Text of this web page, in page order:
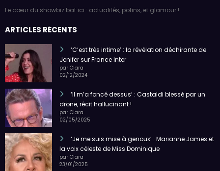
Le cœur du showbiz bat ici : actualités, potins, et glamour !
ARTICLES RÉCENTS
‘C’est très intime’ : la révélation déchirante de
Jenifer sur France Inter
par Clara
02/12/2024
‘Il m’a foncé dessus’ : Castaldi blessé par un
drone, récit hallucinant !
par Clara
02/05/2025
‘Je me suis mise à genoux’ : Marianne James et
la voix céleste de Miss Dominique
par Clara
23/01/2025